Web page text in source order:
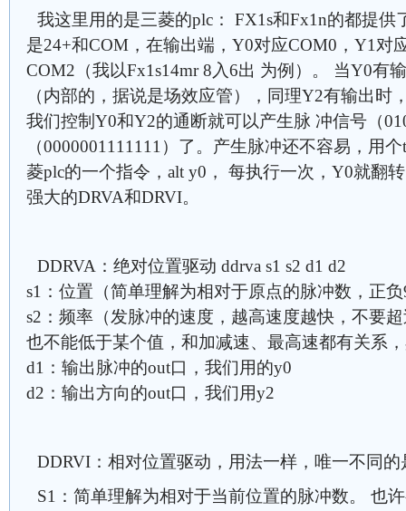
我这里用的是三菱的plc： FX1s和Fx1n的都提供
是24+和COM，在输出端，Y0对应COM0，Y1对
COM2（我以Fx1s14mr 8入6出 为例）。 当Y0有
（内部的，据说是场效应管），同理Y2有输出时
我们控制Y0和Y2的通断就可以产生脉 冲信号（
（0000001111111）了。产生脉冲还不容易，用
菱plc的一个指令，alt y0， 每执行一次，Y0就翻
强大的DRVA和DRVI。
DDRVA：绝对位置驱动 ddrva s1 s2 d1 d2
s1：位置（简单理解为相对于原点的脉冲数，正
s2：频率（发脉冲的速度，越高速度越快，不要
也不能低于某个值，和加减速、最高速都有关系
d1：输出脉冲的out口，我们用的y0
d2：输出方向的out口，我们用y2
DDRVI：相对位置驱动，用法一样，唯一不同的
S1：简单理解为相对于当前位置的脉冲数。 也